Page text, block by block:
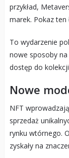
przykład,
marek. Pokaz ten
To wydarzenie
nowe sposoby
dostęp do
Nowe
NFT wprowadzają
sprzedaż
rynku wtórnego.
zyskały na